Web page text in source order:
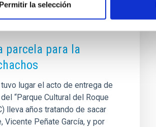
Permitir la selección
parcela para la
lugar el acto de entrega de
“Parque Cultural del Roque
lleva años tratando de sacar
Vicente Peñate García, y por